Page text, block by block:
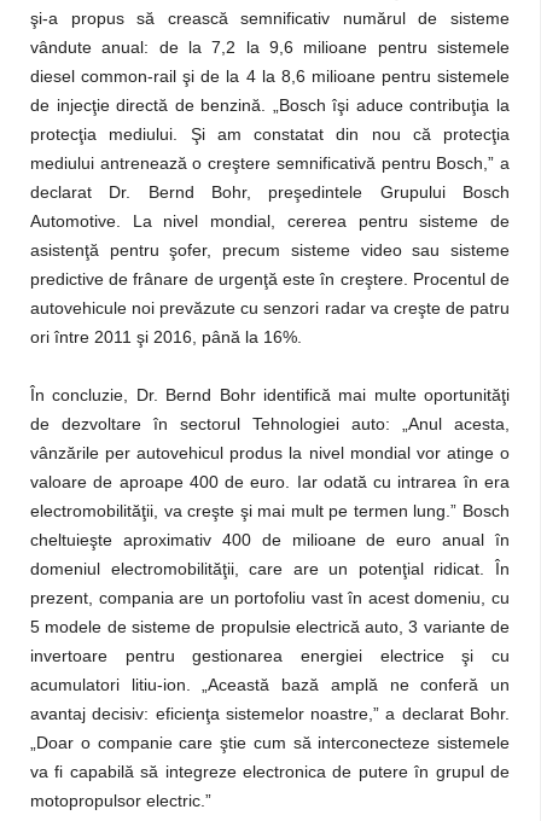
şi-a propus să crească semnificativ numărul de sisteme
vândute anual: de la 7,2 la 9,6 milioane pentru sistemele
diesel common-rail şi de la 4 la 8,6 milioane pentru sistemele
de injecţie directă de benzină. „Bosch îşi aduce contribuţia la
protecţia mediului. Şi am constatat din nou că protecţia
mediului antrenează o creştere semnificativă pentru Bosch,” a
declarat Dr. Bernd Bohr, preşedintele Grupului Bosch
Automotive. La nivel mondial, cererea pentru sisteme de
asistenţă pentru şofer, precum sisteme video sau sisteme
predictive de frânare de urgenţă este în creştere. Procentul de
autovehicule noi prevăzute cu senzori radar va creşte de patru
ori între 2011 şi 2016, până la 16%.
În concluzie, Dr. Bernd Bohr identifică mai multe oportunităţi
de dezvoltare în sectorul Tehnologiei auto: „Anul acesta,
vânzările per autovehicul produs la nivel mondial vor atinge o
valoare de aproape 400 de euro. Iar odată cu intrarea în era
electromobilităţii, va creşte şi mai mult pe termen lung.” Bosch
cheltuieşte aproximativ 400 de milioane de euro anual în
domeniul electromobilităţii, care are un potenţial ridicat. În
prezent, compania are un portofoliu vast în acest domeniu, cu
5 modele de sisteme de propulsie electrică auto, 3 variante de
invertoare pentru gestionarea energiei electrice şi cu
acumulatori litiu-ion. „Această bază amplă ne conferă un
avantaj decisiv: eficienţa sistemelor noastre,” a declarat Bohr.
„Doar o companie care ştie cum să interconecteze sistemele
va fi capabilă să integreze electronica de putere în grupul de
motopropulsor electric.”